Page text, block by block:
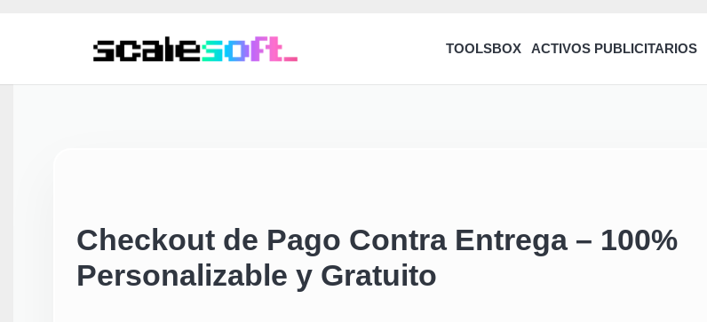
TOOLSBOX ACTIVOS PUBLICITARIOS
Checkout de Pago Contra Entrega – 100%
Personalizable y Gratuito